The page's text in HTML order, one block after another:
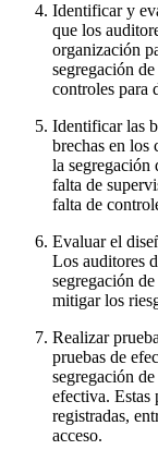
Identificar y
que los
organización
segregación
controles para
Identificar las
brechas en los
la segregación
falta de
falta de
Evaluar el
Los auditores
segregación
mitigar los
Realizar
pruebas de
segregación
efectiva. Estas
registradas,
acceso.